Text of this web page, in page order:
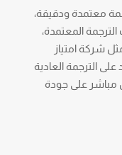
معتمدة ودقيقة،
المعتمدة،
شركة امتياز
الترجمة العادية
مباشر على جودة